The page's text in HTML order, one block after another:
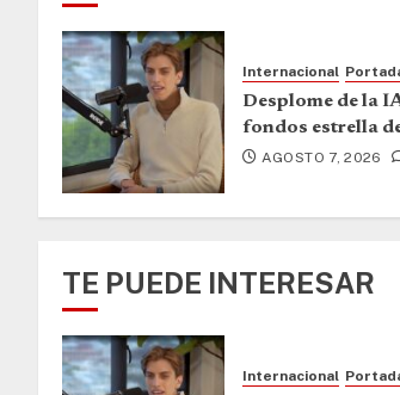
Internacional
Desplome de la
fondos estrella
AGOSTO 7, 2026
TE PUEDE INTERESAR
Internacional